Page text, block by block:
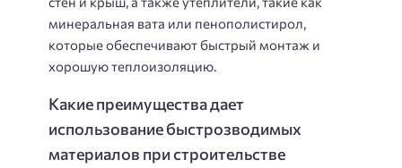
минеральная вата или пенополистирол,
которые обеспечивают быстрый монтаж и
хорошую теплоизоляцию.
Какие преимущества дает
использование быстрозводимых
материалов при строительстве